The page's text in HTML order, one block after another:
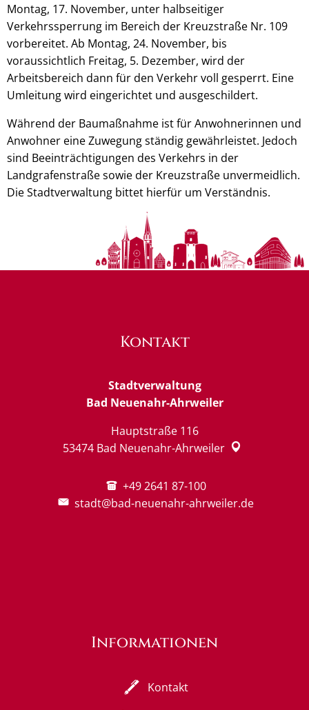
Montag, 17. November, unter halbseitiger
Verkehrssperrung im Bereich der Kreuzstraße Nr. 109
vorbereitet. Ab Montag, 24. November, bis
voraussichtlich Freitag, 5. Dezember, wird der
Arbeitsbereich dann für den Verkehr voll gesperrt. Eine
Umleitung wird eingerichtet und ausgeschildert.
Während der Baumaßnahme ist für Anwohnerinnen und
Anwohner eine Zuwegung ständig gewährleistet. Jedoch
sind Beeinträchtigungen des Verkehrs in der
Landgrafenstraße sowie der Kreuzstraße unvermeidlich.
Die Stadtverwaltung bittet hierfür um Verständnis.
Kontakt
Stadtverwaltung
Bad Neuenahr-Ahrweiler
Hauptstraße 116
53474 Bad Neuenahr-Ahrweiler
+49 2641 87-100
stadt@bad-neuenahr-ahrweiler.de
Informationen
Kontakt